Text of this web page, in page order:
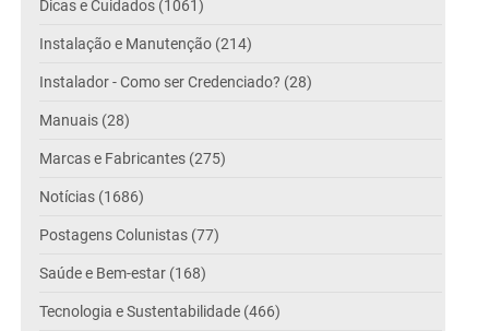
Dicas e Cuidados (1061)
Instalação e Manutenção (214)
Instalador - Como ser Credenciado? (28)
Manuais (28)
Marcas e Fabricantes (275)
Notícias (1686)
Postagens Colunistas (77)
Saúde e Bem-estar (168)
Tecnologia e Sustentabilidade (466)